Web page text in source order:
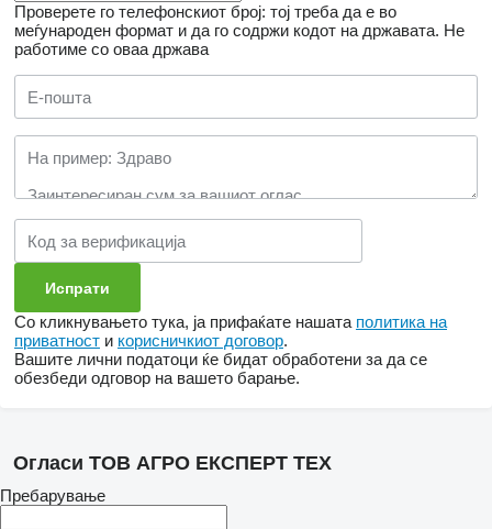
Проверете го телефонскиот број: тој треба да е во
меѓународен формат и да го содржи кодот на државата. Не
работиме со оваа држава
Со кликнувањето тука, ја прифаќате нашата политика на
приватност и корисничкиот договор.
Вашите лични податоци ќе бидат обработени за да се
обезбеди одговор на вашето барање.
Огласи ТОВ АГРО ЕКСПЕРТ ТЕХ
Пребарување